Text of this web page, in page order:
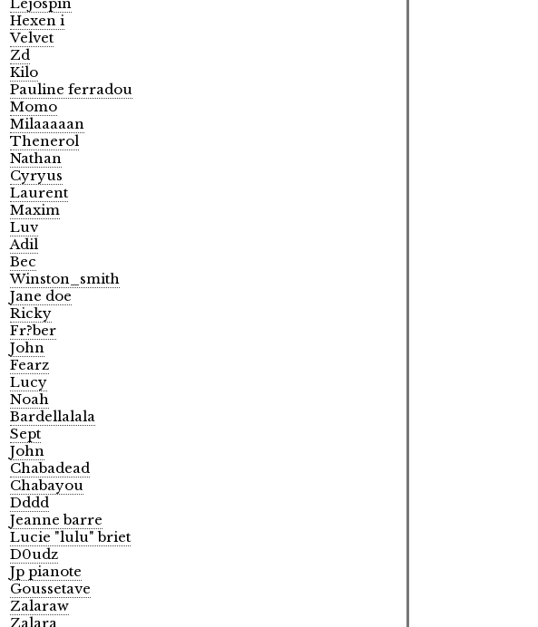
Hexen i
Velvet
Zd
Kilo
Pauline ferradou
Momo
Milaaaaan
Thenerol
Nathan
Cyryus
Laurent
Maxim
Luv
Adil
Bec
Winston_smith
Jane doe
Ricky
Fr?ber
John
Fearz
Lucy
Noah
Bardellalala
Sept
John
Chabadead
Chabayou
Dddd
Jeanne barre
Lucie "lulu" briet
D0udz
Jp pianote
Goussetave
Zalaraw
Zalara